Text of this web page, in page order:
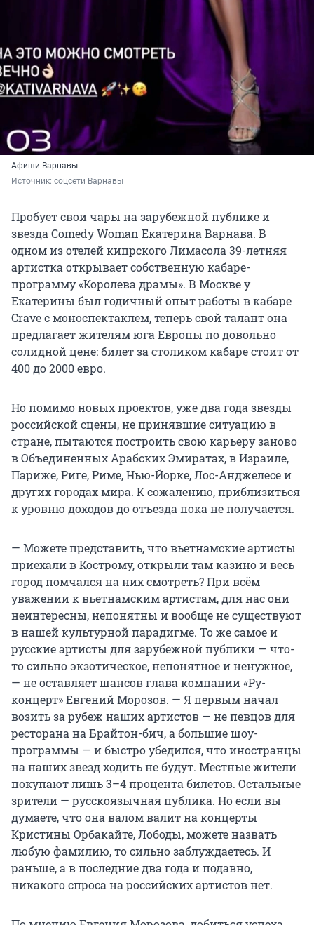
Афиши Варнавы
Источник: соцсети Варнавы
Пробует свои чары на зарубежной публике и
звезда Сomedy Woman Екатерина Варнава. В
одном из отелей кипрского Лимасола 39-летняя
артистка открывает собственную кабаре-
программу «Королева драмы». В Москве у
Екатерины был годичный опыт работы в кабаре
Crave с моноспектаклем, теперь свой талант она
предлагает жителям юга Европы по довольно
солидной цене: билет за столиком кабаре стоит от
400 до 2000 евро.
Но помимо новых проектов, уже два года звезды
российской сцены, не принявшие ситуацию в
стране, пытаются построить свою карьеру заново
в Объединенных Арабских Эмиратах, в Израиле,
Париже, Риге, Риме, Нью-Йорке, Лос-Анджелесе и
других городах мира. К сожалению, приблизиться
к уровню доходов до отъезда пока не получается.
— Можете представить, что вьетнамские артисты
приехали в Кострому, открыли там казино и весь
город помчался на них смотреть? При всём
уважении к вьетнамским артистам, для нас они
неинтересны, непонятны и вообще не существуют
в нашей культурной парадигме. То же самое и
русские артисты для зарубежной публики — что-
то сильно экзотическое, непонятное и ненужное,
— не оставляет шансов глава компании «Ру-
концерт» Евгений Морозов. — Я первым начал
возить за рубеж наших артистов — не певцов для
ресторана на Брайтон-бич, а большие шоу-
программы — и быстро убедился, что иностранцы
на наших звезд ходить не будут. Местные жители
покупают лишь 3–4 процента билетов. Остальные
зрители — русскоязычная публика. Но если вы
думаете, что она валом валит на концерты
Кристины Орбакайте, Лободы, можете назвать
любую фамилию, то сильно заблуждаетесь. И
раньше, а в последние два года и подавно,
никакого спроса на российских артистов нет.